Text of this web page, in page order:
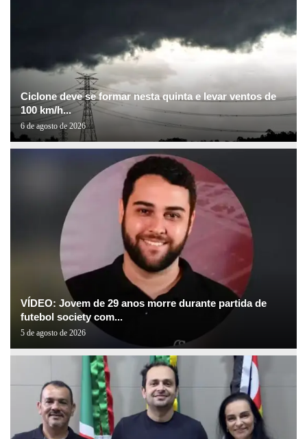
Ciclone deve se formar nesta quinta e levar ventos de
100 km/h...
6 de agosto de 2026
VÍDEO: Jovem de 29 anos morre durante partida de
futebol society com...
5 de agosto de 2026